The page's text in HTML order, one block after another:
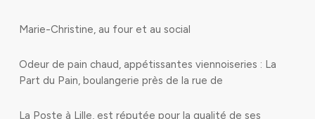
Marie-Christine, au four et au social
Odeur de pain chaud, appétissantes viennoiseries : La
Part du Pain, boulangerie près de la rue de
La Poste à Lille, est réputée pour la qualité de ses